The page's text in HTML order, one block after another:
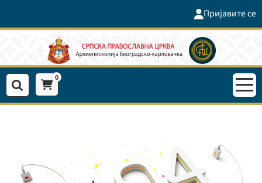
Пријавите се
0